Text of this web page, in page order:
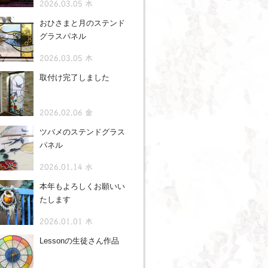
2026.03.05 木
おひさまと月のステンド
グラスパネル
2026.03.05 木
取付け完了しました
2026.02.06 金
ツバメのステンドグラス
パネル
2026.01.14 水
本年もよろしくお願いい
たします
2026.01.01 木
Lessonの生徒さん作品